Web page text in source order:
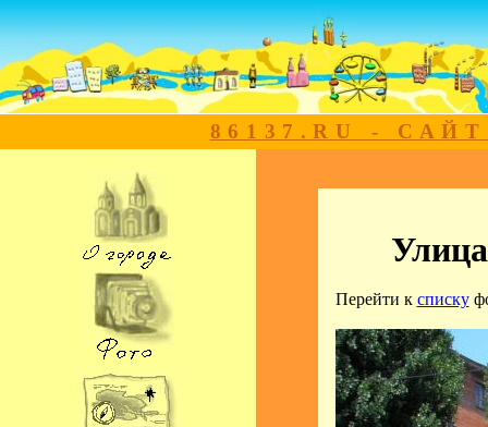
86137.RU -
Перейти к списку